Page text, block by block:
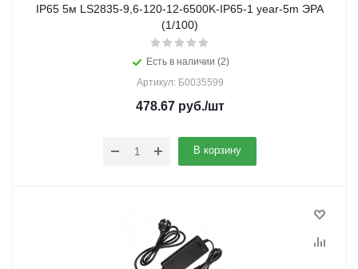
IP65 5м LS2835-9,6-120-12-6500K-IP65-1 year-5m ЭРА
(1/100)
Есть в наличии (2)
Артикул: Б0035599
478.67руб./шт
В корзину